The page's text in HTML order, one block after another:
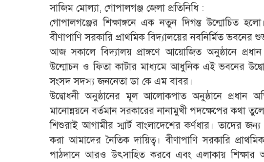
সাজিম মোল্যা, গোপালগঞ্জ জেলা প্রতিনিধি :
গোপালগঞ্জের শিক্ষাঙ্গনে এক নতুন দিগন্ত উন্মোচিত
বীণাপাণি সরকারি প্রাথমিক বিদ্যালয়ের নবনির্মিত ভবনের
​আজ সকালে বিদ্যালয় প্রাঙ্গণে আয়োজিত অনুষ্ঠানে
উন্মোচন ও ফিতা কাটার মাধ্যমে আধুনিক এই ভবনের
সংসদ সদস্য জননেতা ডা কে এম বাবর।
​উদ্বোধনী অনুষ্ঠানের মূল আলোকপাত অনুষ্ঠানে প্রধান
মানোন্নয়নে বর্তমান সরকারের নানামুখী পদক্ষেপের কথা
​শিশুরাই আগামীর স্মার্ট বাংলাদেশের কর্ণধার। তাদের
করা আমাদের নৈতিক দায়িত্ব। বীণাপাণি সরকারি
পাঠদানে আরও উৎসাহিত করবে এবং এলাকায়